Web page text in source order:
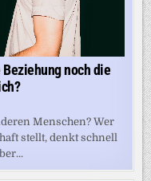
noch die
Menschen? Wer
stellt, denkt schnell